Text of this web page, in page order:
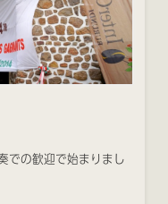
での歓迎で始まりまし